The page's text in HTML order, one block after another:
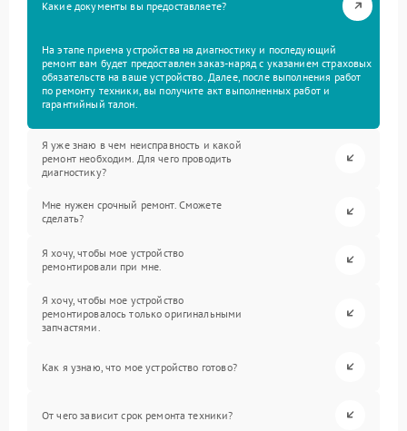
Какие документы вы предоставляете?
На этапе приема устройства на диагностику и последующий
ремонт вам будет предоставлен заказ-наряд с указанием страховых
обязательств на ваше устройство. Далее, после выполнения работ
по ремонту техники, вы получите акт выполненных работ и
гарантийный талон.
Я уже знаю в чем неисправность и какой
ремонт необходим. Для чего проводить
диагностику?
Мне нужен срочный ремонт. Сможете
сделать?
Я хочу, чтобы мое устройство
ремонтировали при мне.
Я хочу, чтобы мое устройство
ремонтировалось только оригинальными
запчастями.
Как я узнаю, что мое устройство готово?
От чего зависит срок ремонта техники?